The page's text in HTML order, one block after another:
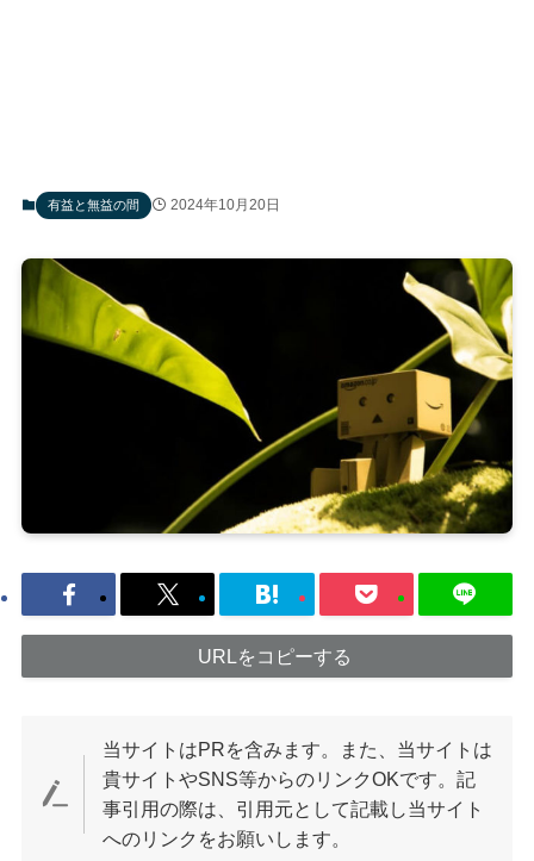
有益と無益の間 2024年10月20日
URLをコピーする
当サイトはPRを含みます。また、当サイトは
貴サイトやSNS等からのリンクOKです。記
事引用の際は、引用元として記載し当サイト
へのリンクをお願いします。